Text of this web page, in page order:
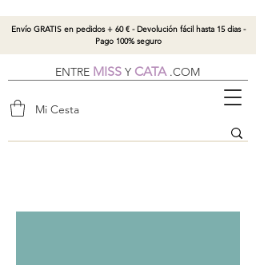
ENTRE MISS Y CATA.COM
Mi Cesta
Envío GRATIS en pedidos + 60 € - Devolución fácil hasta 15 dias -
Pago 100% seguro